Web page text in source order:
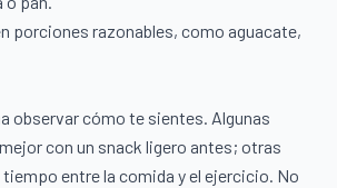
porciones razonables, como aguacate,
observar cómo te sientes. Algunas
con un snack ligero antes; otras
entre la comida y el ejercicio. No